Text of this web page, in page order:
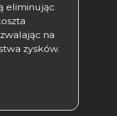
eliminując
na
zysków.